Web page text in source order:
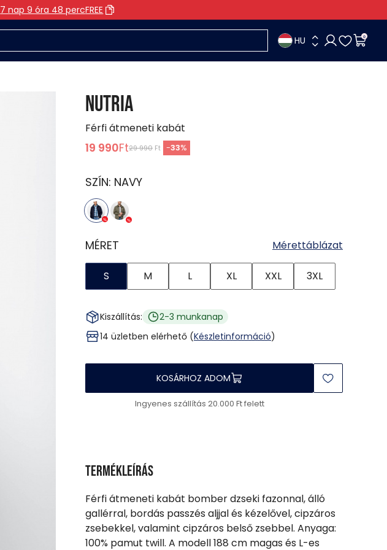
7 nap 9 óra 48 percFREE
HU 0
NUTRIA
Férfi átmeneti kabát
19 990Ft29 990 Ft -33%
SZÍN: NAVY
MÉRET Mérettáblázat
S M L XL XXL 3XL
Kiszállítás:
2-3 munkanap
14 üzletben elérhető (Készletinformáció)
KOSÁRHOZ ADOM
Ingyenes szállítás 20.000 Ft felett
Termékleírás
Férfi átmeneti kabát bomber dzseki fazonnal, álló
gallérral, bordás passzés aljjal és kézelővel, cipzáros
zsebekkel, valamint cipzáros belső zsebbel. Anyaga:
100% pamut twill. A modell 188 cm magas és L-es